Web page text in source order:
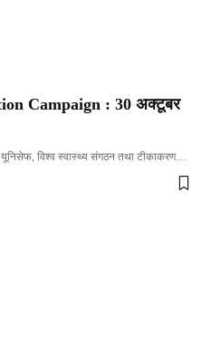
Campaign : 30 अक्टूबर
विश्व स्वास्थ्य संगठन तथा टीकाकरण…